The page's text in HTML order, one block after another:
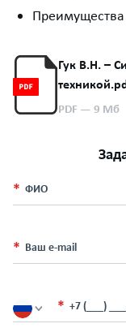
Гук В.Н. –
PDF — 9 Мб
ФИО
Ваш e-mail
+7 (___)